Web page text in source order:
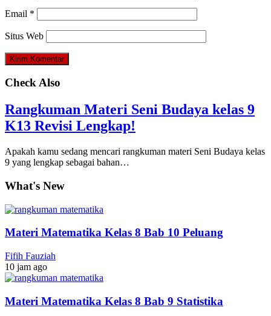
Email *
Situs Web
Check Also
Rangkuman Materi Seni Budaya kelas 9
K13 Revisi Lengkap!
Apakah kamu sedang mencari rangkuman materi Seni Budaya kelas
9 yang lengkap sebagai bahan…
What's New
Materi Matematika Kelas 8 Bab 10 Peluang
Fifih Fauziah
10 jam ago
Materi Matematika Kelas 8 Bab 9 Statistika